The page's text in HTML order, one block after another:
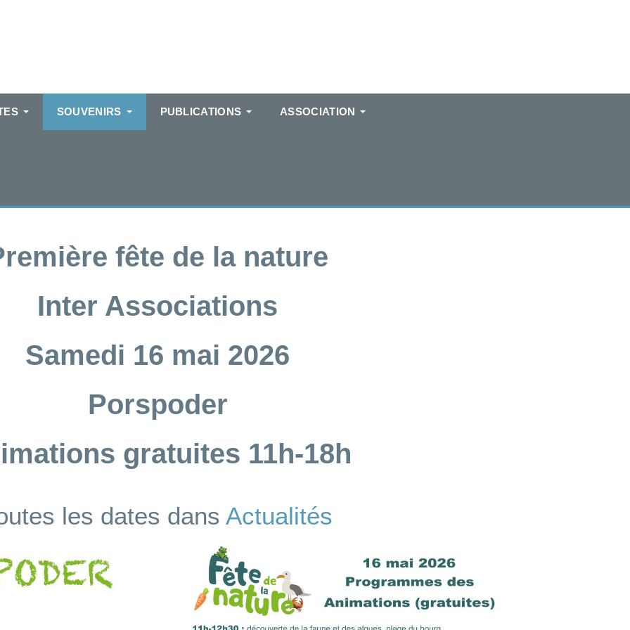
SOUVENIRS PUBLICATIONS ASSOCIATION
fête de la nature
Inter Associations
Samedi 16 mai 2026
Porspoder
gratuites 11h-18h
les dates dans Actualités